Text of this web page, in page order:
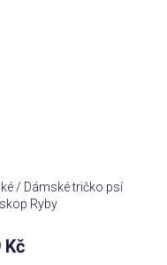
/ Dámské tričko psí
Ryby
Kč